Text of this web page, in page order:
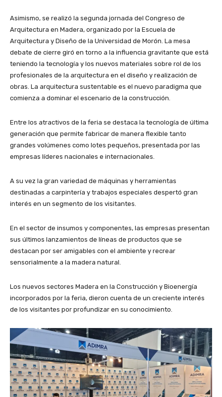
Asimismo, se realizó la segunda jornada del Congreso de
Arquitectura en Madera, organizado por la Escuela de
Arquitectura y Diseño de la Universidad de Morón. La mesa
debate de cierre giró en torno a la influencia gravitante que está
teniendo la tecnología y los nuevos materiales sobre rol de los
profesionales de la arquitectura en el diseño y realización de
obras. La arquitectura sustentable es el nuevo paradigma que
comienza a dominar el escenario de la construcción.
Entre los atractivos de la feria se destaca la tecnología de última
generación que permite fabricar de manera flexible tanto
grandes volúmenes como lotes pequeños, presentada por las
empresas líderes nacionales e internacionales.
A su vez la gran variedad de máquinas y herramientas
destinadas a carpintería y trabajos especiales despertó gran
interés en un segmento de los visitantes.
En el sector de insumos y componentes, las empresas presentan
sus últimos lanzamientos de líneas de productos que se
destacan por ser amigables con el ambiente y recrear
sensorialmente a la madera natural.
Los nuevos sectores Madera en la Construcción y Bioenergía
incorporados por la feria, dieron cuenta de un creciente interés
de los visitantes por profundizar en su conocimiento.